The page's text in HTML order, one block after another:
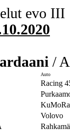
evo III
/
Auto
Racing
Volovo